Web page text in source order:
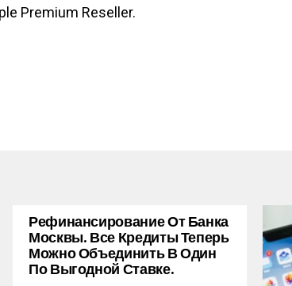
Premium Reseller.
Рефинансирование От Банка
Москвы. Все Кредиты Теперь
Можно Объединить В Один
По Выгодной Ставке.